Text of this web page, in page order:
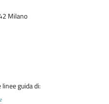
Milano
guida di: